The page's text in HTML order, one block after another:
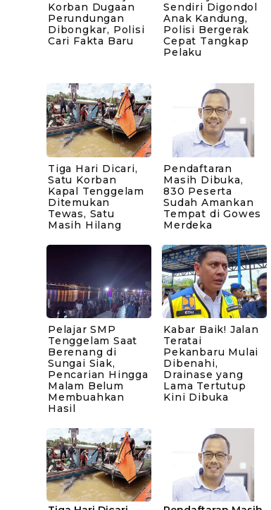
Korban Dugaan
Perundungan
Dibongkar, Polisi
Cari Fakta Baru
Sendiri Digondol
Anak Kandung,
Polisi Bergerak
Cepat Tangkap
Pelaku
Tiga Hari Dicari,
Satu Korban
Kapal Tenggelam
Ditemukan
Tewas, Satu
Masih Hilang
Pendaftaran
Masih Dibuka,
830 Peserta
Sudah Amankan
Tempat di Gowes
Merdeka
Pelajar SMP
Tenggelam Saat
Berenang di
Sungai Siak,
Pencarian Hingga
Malam Belum
Membuahkan
Hasil
Kabar Baik! Jalan
Teratai
Pekanbaru Mulai
Dibenahi,
Drainase yang
Lama Tertutup
Kini Dibuka